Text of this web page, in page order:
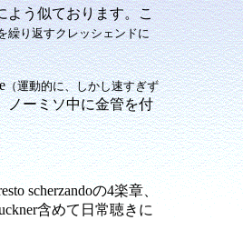
よう似ております。こ
繰り返すクレッシェンドに
（運動的に、しかし速すぎず
ノーミソ中に金管を付
scherzandoの4楽章、
含めて日常聴きに